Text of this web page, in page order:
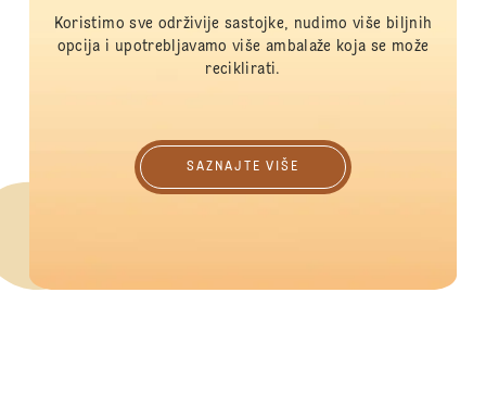
Koristimo sve održivije sastojke, nudimo više biljnih
opcija i upotrebljavamo više ambalaže koja se može
reciklirati.
SAZNAJTE VIŠE